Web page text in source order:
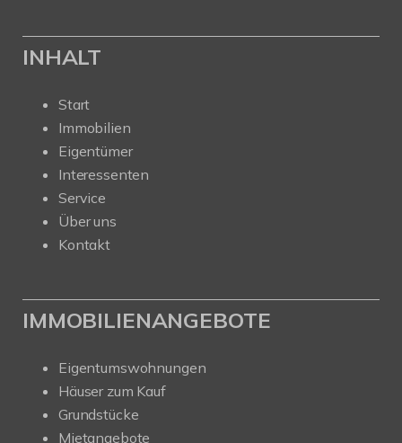
INHALT
Start
Immobilien
Eigentümer
Interessenten
Service
Über uns
Kontakt
IMMOBILIENANGEBOTE
Eigentumswohnungen
Häuser zum Kauf
Grundstücke
Mietangebote